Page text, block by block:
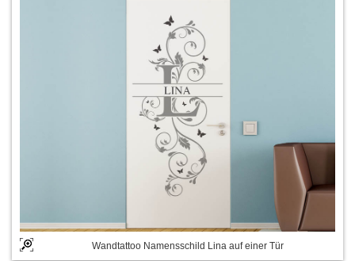
Wandtattoo Namensschild Lina auf einer Tür